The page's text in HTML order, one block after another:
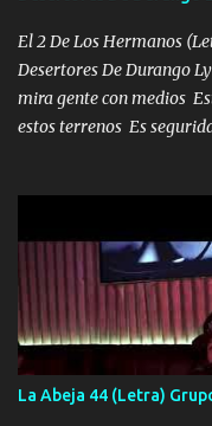
en corto me tiró a per...
El 2 De Los Hermanos
Desertores De Durango
mira gente con medios
estos terrenos Es
ni tampoco las mujeres
que estar alegres doy
Música Si es que salta
ahí está el Hombre
cualquier problema no
FALTA UN HERMANO
HOMBRE VALIENTE
La Abeja 44 (Letra)